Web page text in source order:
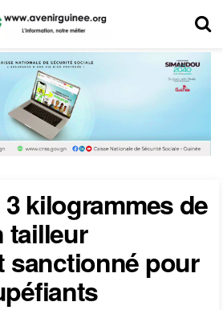
kilogrammes de
tailleur
sanctionné pour